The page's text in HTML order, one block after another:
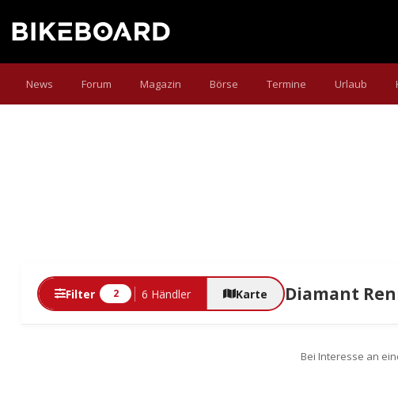
News Forum Magazin Börse Termine Urlaub
Filter 2 6 Händler Karte Diamant
Bei Interesse an